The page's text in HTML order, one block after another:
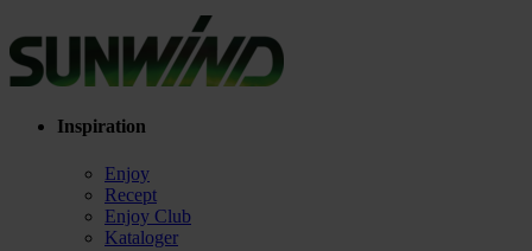
Inspiration
Enjoy
Recept
Enjoy Club
Kataloger